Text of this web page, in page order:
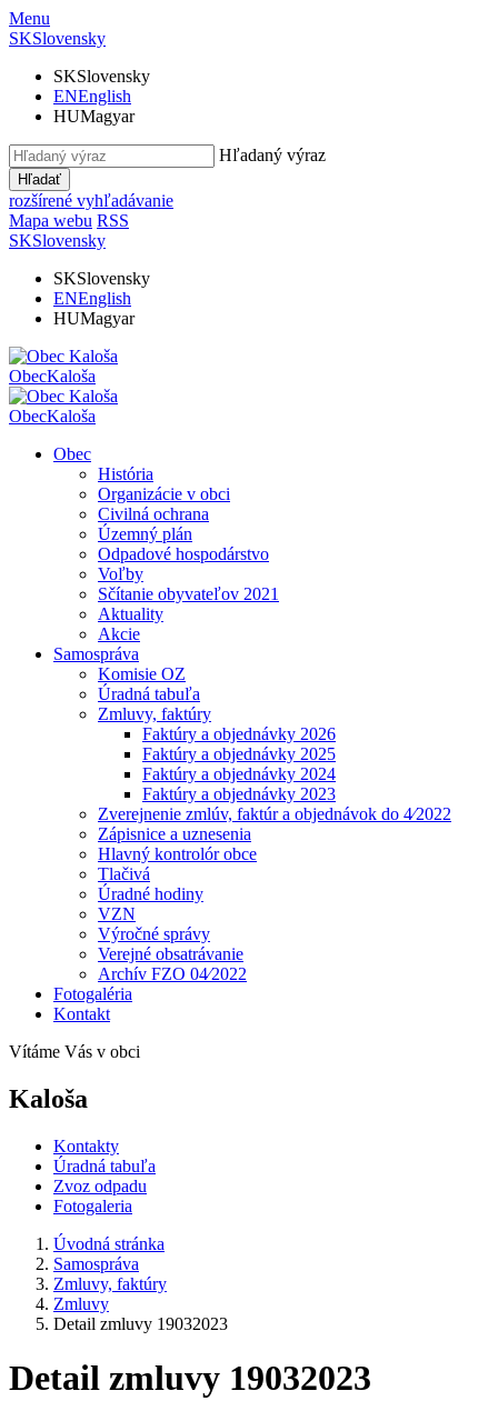
Menu
SKSlovensky
SKSlovensky
ENEnglish
HUMagyar
Hľadaný výraz
Hľadať
rozšírené vyhľadávanie
Mapa webu RSS
SKSlovensky
SKSlovensky
ENEnglish
HUMagyar
ObecKaloša
ObecKaloša
Obec
História
Organizácie v obci
Civilná ochrana
Územný plán
Odpadové hospodárstvo
Voľby
Sčítanie obyvateľov 2021
Aktuality
Akcie
Samospráva
Komisie OZ
Úradná tabuľa
Zmluvy, faktúry
Faktúry a objednávky 2026
Faktúry a objednávky 2025
Faktúry a objednávky 2024
Faktúry a objednávky 2023
Zverejnenie zmlúv, faktúr a objednávok do 4⁄2022
Zápisnice a uznesenia
Hlavný kontrolór obce
Tlačivá
Úradné hodiny
VZN
Výročné správy
Verejné obsatrávanie
Archív FZO 04⁄2022
Fotogaléria
Kontakt
Vítáme Vás v obci
Kaloša
Kontakty
Úradná tabuľa
Zvoz odpadu
Fotogaleria
Úvodná stránka
Samospráva
Zmluvy, faktúry
Zmluvy
Detail zmluvy 19032023
Detail zmluvy 19032023